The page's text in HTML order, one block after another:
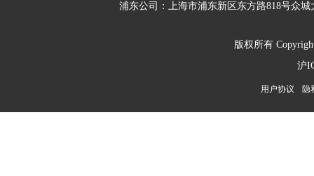
浦东公司：上海市浦东新区东方路818号众城
版权所有
沪
用户协议 隐